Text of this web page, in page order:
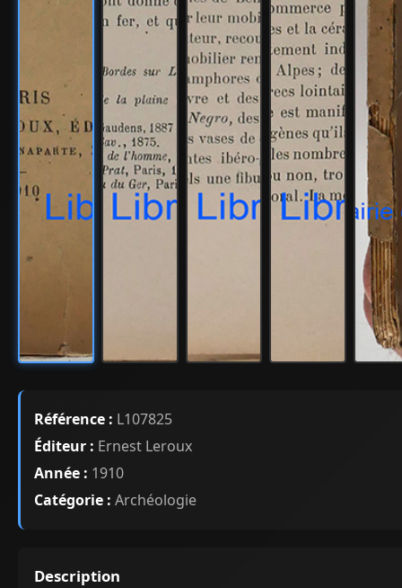
Référence : L107825
Éditeur : Ernest Leroux
Année : 1910
Catégorie : Archéologie
Description